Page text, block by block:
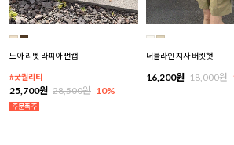
노아 리벳 라피아 썬캡
#굿퀄리티
25,700원 28,500원 10%
더블라인 지사 버킷햇
16,200원 18,000원